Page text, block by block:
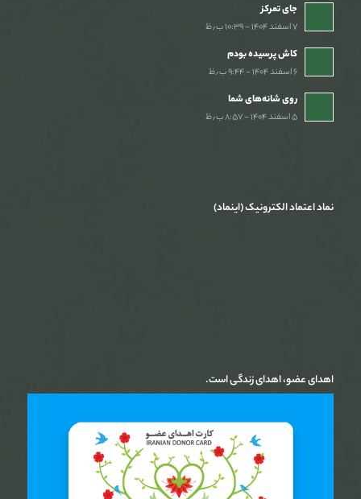
جای تمرکز
۷ اسفند ۱۴۰۴ - ۱۰:۳۹ ب٫ظ
کاش پرسیده بودم
۶ اسفند ۱۴۰۴ - ۹:۴۴ ب٫ظ
روی شانه‌های شما
۵ اسفند ۱۴۰۴ - ۸:۵۷ ب٫ظ
نماد اعتماد الکترونیک (اینماد)
اهدای عضو، اهدای زندگی است.